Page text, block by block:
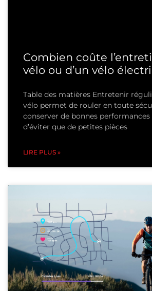
Combien coûte
vélo ou d’un vélo
Table des matières Entretenir
vélo permet de rouler en toute
conserver de bonnes
d’éviter que de petites pièces
LIRE PLUS »